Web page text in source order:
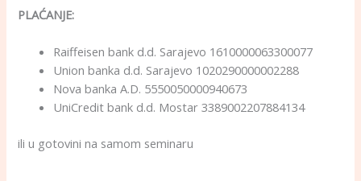
PLAĆANJE:
Raiffeisen bank d.d. Sarajevo 1610000063300077
Union banka d.d. Sarajevo 1020290000002288
Nova banka A.D. 5550050000940673
UniCredit bank d.d. Mostar 3389002207884134
ili u gotovini na samom seminaru